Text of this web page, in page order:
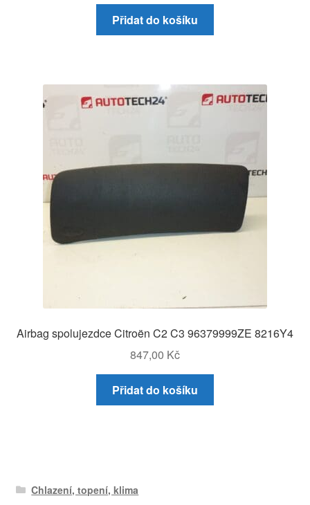
Přidat do košíku
Airbag spolujezdce Citroën C2 C3 96379999ZE 8216Y4
847,00 Kč
Přidat do košíku
Chlazení, topení, klima